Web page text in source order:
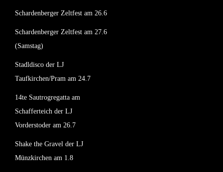
Schardenberger Zeltfest am 26.6
Schardenberger Zeltfest am 27.6
(Samstag)
Stadldisco der LJ
Taufkirchen/Pram am 24.7
14te Sautrogregatta am
Schafferteich der LJ
Vorderstoder am 26.7
Shake the Gravel der LJ
Münzkirchen am 1.8